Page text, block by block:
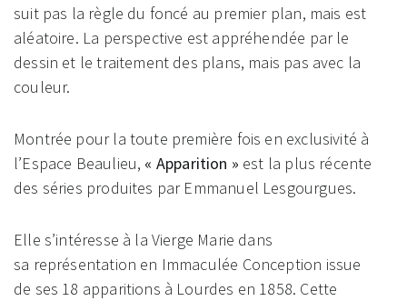
suit pas la règle du foncé au premier plan, mais est
aléatoire. La perspective est appréhendée par le
dessin et le traitement des plans, mais pas avec la
couleur.
Montrée pour la toute première fois en exclusivité à
l’Espace Beaulieu, « Apparition » est la plus récente
des séries produites par Emmanuel Lesgourgues.
Elle s’intéresse à la Vierge Marie dans
sa représentation en Immaculée Conception issue
de ses 18 apparitions à Lourdes en 1858. Cette